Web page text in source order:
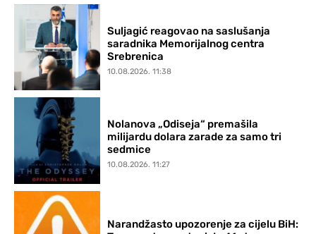
Suljagić reagovao na saslušanja
saradnika Memorijalnog centra
Srebrenica
10.08.2026. 11:38
Nolanova „Odiseja“ premašila
milijardu dolara zarade za samo tri
sedmice
10.08.2026. 11:27
Narandžasto upozorenje za cijelu BiH: